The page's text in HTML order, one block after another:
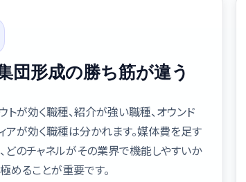
団形成の勝ち筋が違う
トが効く職種、紹介が強い職種、オウンド
アが効く職種は分かれます。媒体費を足す
どのチャネルがその業界で機能しやすいか
めることが重要です。